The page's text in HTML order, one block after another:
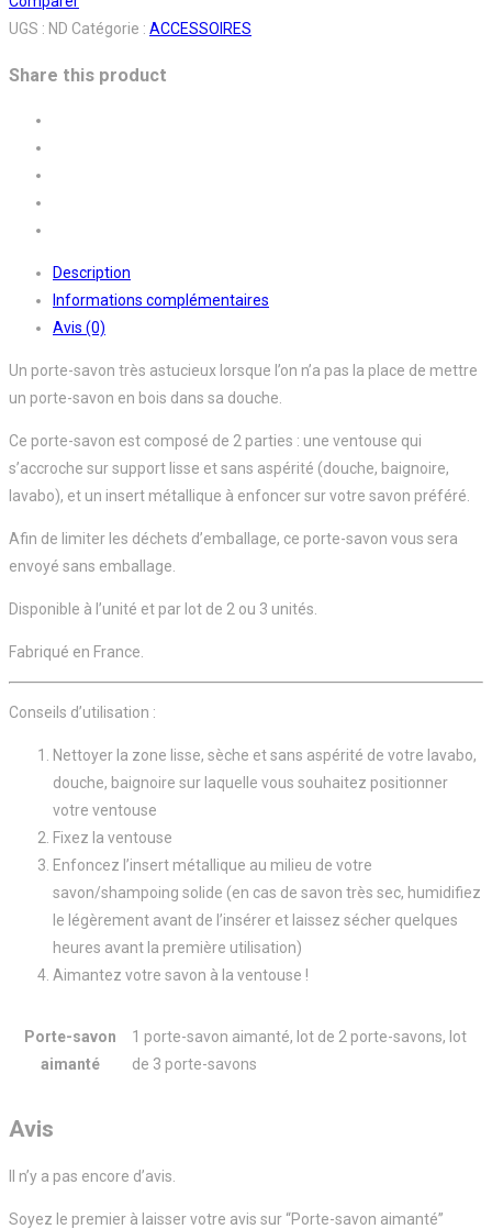
UGS : ND Catégorie : ACCESSOIRES
Share this product
Description
Informations complémentaires
Avis (0)
Un porte-savon très astucieux lorsque l’on n’a pas la place de mettre
un porte-savon en bois dans sa douche.
Ce porte-savon est composé de 2 parties : une ventouse qui
s’accroche sur support lisse et sans aspérité (douche, baignoire,
lavabo), et un insert métallique à enfoncer sur votre savon préféré.
Afin de limiter les déchets d’emballage, ce porte-savon vous sera
envoyé sans emballage.
Disponible à l’unité et par lot de 2 ou 3 unités.
Fabriqué en France.
Conseils d’utilisation :
Nettoyer la zone lisse, sèche et sans aspérité de votre lavabo,
douche, baignoire sur laquelle vous souhaitez positionner
votre ventouse
Fixez la ventouse
Enfoncez l’insert métallique au milieu de votre
savon/shampoing solide (en cas de savon très sec, humidifiez
le légèrement avant de l’insérer et laissez sécher quelques
heures avant la première utilisation)
Aimantez votre savon à la ventouse !
Porte-savon
aimanté
1 porte-savon aimanté, lot de 2 porte-savons, lot
de 3 porte-savons
Avis
Il n’y a pas encore d’avis.
Soyez le premier à laisser votre avis sur “Porte-savon aimanté”